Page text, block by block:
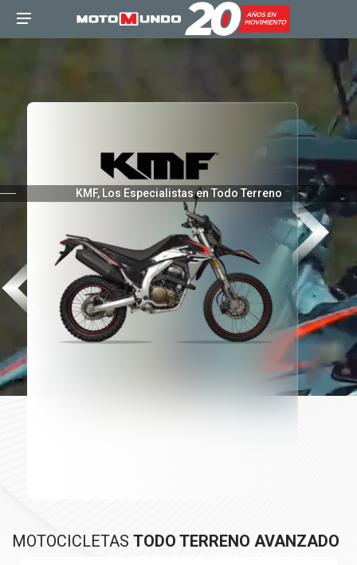
KMF, Los Especialistas en Todo Terreno
MOTOCICLETAS TODO TERRENO AVANZADO